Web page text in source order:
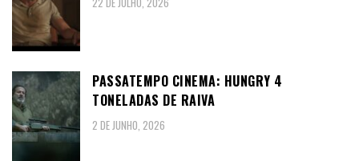
PASSATEMPO CINEMA: HUNGRY 4
TONELADAS DE RAIVA
2 DE JUNHO, 2026